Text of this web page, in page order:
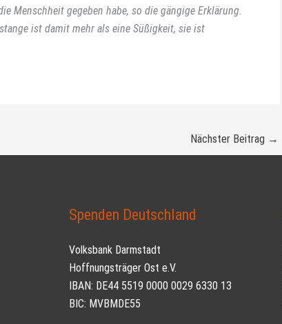
Menschheit gegeben habe, so die gängige Erklärung.
ist damit mehr als eine Süßigkeit, sie ist
Nächster Beitrag →
Spenden Deutschland
Volksbank Darmstadt
Hoffnungsträger Ost e.V.
IBAN: DE44 5519 0000 0029 6330 13
BIC: MVBMDE55